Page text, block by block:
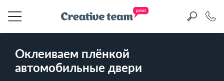
Оклеиваем плёнкой
автомобильные двери